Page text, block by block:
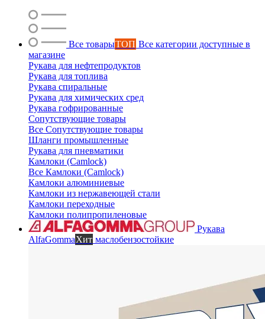
Все товарыТОП Все категории доступные в
магазине
Рукава для нефтепродуктов
Рукава для топлива
Рукава спиральные
Рукава для химических сред
Рукава гофрированные
Сопутствующие товары
Все Сопутствующие товары
Шланги промышленные
Рукава для пневматики
Камлоки (Camlock)
Все Камлоки (Camlock)
Камлоки алюминиевые
Камлоки из нержавеющей стали
Камлоки переходные
Камлоки полипропиленовые
Рукава
AlfaGommaХит маслобензостойкие